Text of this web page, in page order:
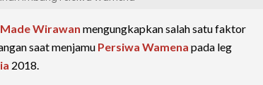
Made Wirawan mengungkapkan salah satu faktor
saat menjamu Persiwa Wamena pada leg
2018.